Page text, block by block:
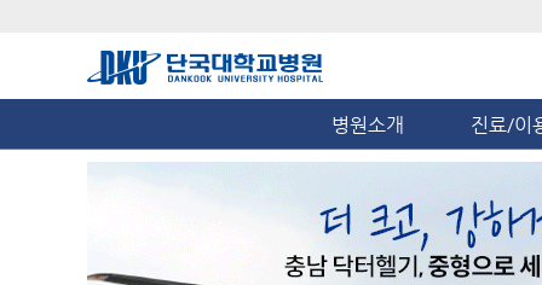
병원소개 진료/이